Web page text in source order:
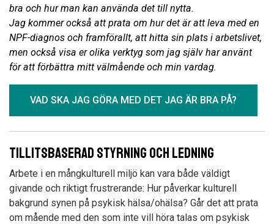
bra och hur man kan använda det till nytta.
Jag kommer också att prata om hur det är att leva med en
NPF-diagnos och framförallt, att hitta sin plats i arbetslivet,
men också visa er olika verktyg som jag själv har använt
för att förbättra mitt välmående och min vardag.
VAD SKA JAG GÖRA MED DET JAG ÄR BRA PÅ?
Tillitsbaserad styrning och ledning
Arbete i en mångkulturell miljö kan vara både väldigt
givande och riktigt frustrerande: Hur påverkar kulturell
bakgrund synen på psykisk hälsa/ohälsa? Går det att prata
om mående med den som inte vill höra talas om psykisk